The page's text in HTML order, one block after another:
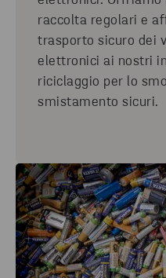
raccolta regolari e
trasporto sicuro dei
elettronici ai nostri
riciclaggio per lo
smistamento sicuri.